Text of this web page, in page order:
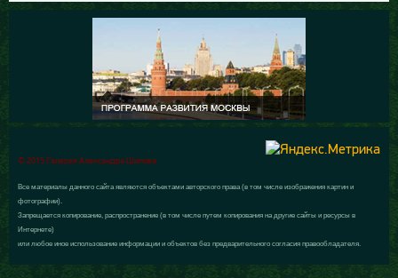
© 2015 Галерея Александра Шилова
Все материалы данного сайта являются объектами авторского права (в том числе изображения картин и
фотографии).
Запрещается копирование, распространение (в том числе путем копирования на другие сайты и ресурсы в
Интернете)
или любое иное использование информации и объектов без предварительного согласия правообладателя.